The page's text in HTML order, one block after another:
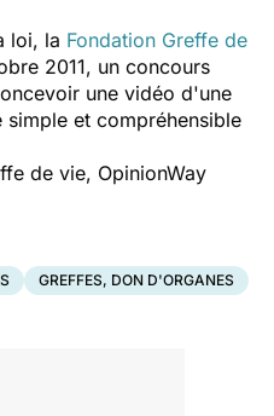
loi, la Fondation Greffe de
2011, un concours
une vidéo d'une
simple et compréhensible
de vie, OpinionWay
GREFFES, DON D'ORGANES